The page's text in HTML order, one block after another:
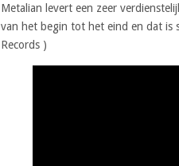
Metalian levert een zeer
van het begin tot het eind en dat is
Records )